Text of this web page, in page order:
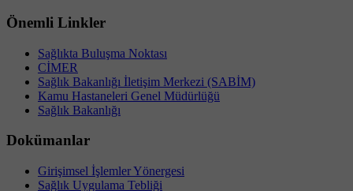
Önemli Linkler
Sağlıkta Buluşma Noktası
CİMER
Sağlık Bakanlığı İletişim Merkezi (SABİM)
Kamu Hastaneleri Genel Müdürlüğü
Sağlık Bakanlığı
Dokümanlar
Girişimsel İşlemler Yönergesi
Sağlık Uygulama Tebliği